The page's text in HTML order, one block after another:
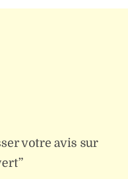
votre avis sur